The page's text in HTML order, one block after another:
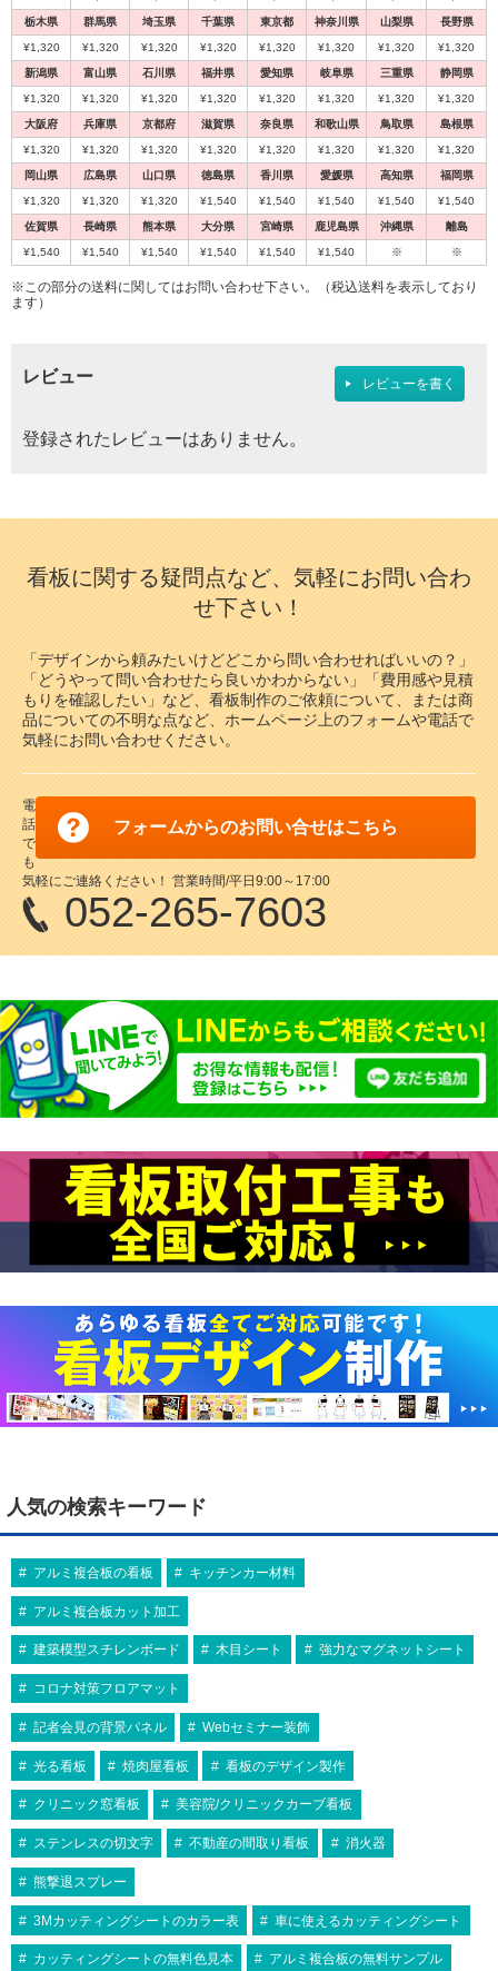
※この部分の送料に関してはお問い合わせ下さい。（税込送料を表示しており
ます）
栃木県 群馬県 埼玉県 千葉県 東京都 神奈川県 山梨県 長野県
¥1,320 ¥1,320 ¥1,320 ¥1,320 ¥1,320 ¥1,320 ¥1,320 ¥1,320
新潟県 富山県 石川県 福井県 愛知県 岐阜県 三重県 静岡県
¥1,320 ¥1,320 ¥1,320 ¥1,320 ¥1,320 ¥1,320 ¥1,320 ¥1,320
大阪府 兵庫県 京都府 滋賀県 奈良県 和歌山県 鳥取県 島根県
¥1,320 ¥1,320 ¥1,320 ¥1,320 ¥1,320 ¥1,320 ¥1,320 ¥1,320
岡山県 広島県 山口県 徳島県 香川県 愛媛県 高知県 福岡県
¥1,320 ¥1,320 ¥1,320 ¥1,540 ¥1,540 ¥1,540 ¥1,540 ¥1,540
佐賀県 長崎県 熊本県 大分県 宮崎県 鹿児島県 沖縄県 離島
¥1,540 ¥1,540 ¥1,540 ¥1,540 ¥1,540 ¥1,540 ※ ※
レビュー レビューを書く
登録されたレビューはありません。
看板に関する疑問点など、気軽にお問い合わ
せ下さい！
「デザインから頼みたいけどどこから問い合わせればいいの？」
「どうやって問い合わせたら良いかわからない」「費用感や見積
もりを確認したい」など、看板制作のご依頼について、または商
品についての不明な点など、ホームページ上のフォームや電話で
気軽にお問い合わせください。
フォームからのお問い合せはこちら
電
話
で
も
気軽にご連絡ください！ 営業時間/平日9:00～17:00
052-265-7603
人気の検索キーワード
アルミ複合板の看板 キッチンカー材料
アルミ複合板カット加工
建築模型スチレンボード 木目シート 強力なマグネットシート
コロナ対策フロアマット
記者会見の背景パネル Webセミナー装飾
光る看板 焼肉屋看板 看板のデザイン製作
クリニック窓看板 美容院/クリニックカーブ看板
ステンレスの切文字 不動産の間取り看板 消火器
熊撃退スプレー
3Mカッティングシートのカラー表 車に使えるカッティングシート
カッティングシートの無料色見本 アルミ複合板の無料サンプル